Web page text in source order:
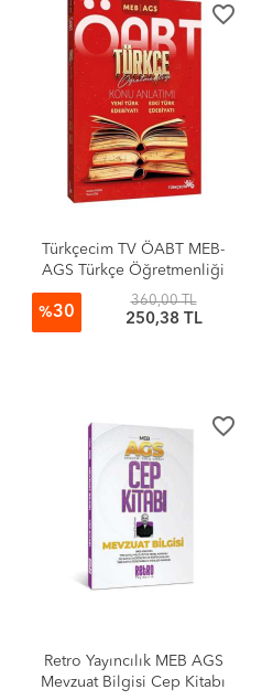
favorite_border
Türkçecim TV ÖABT MEB-
AGS Türkçe Öğretmenliği
Yeni Türk Edebiyatı, Eski
Türk Edebiyatı Konu
Anlatımı - Serdar Aygün,
%30
360,00 TL
250,38 TL
favorite_border
Retro Yayıncılık MEB AGS
Mevzuat Bilgisi Cep Kitabı